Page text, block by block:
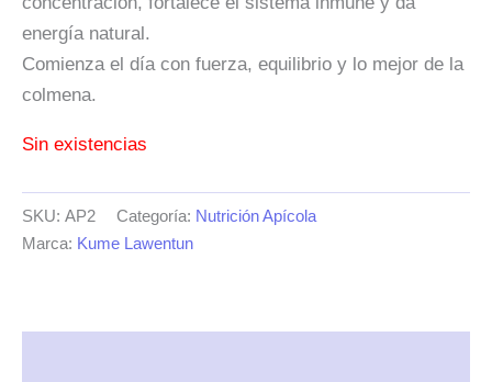
energía natural.
Comienza el día con fuerza, equilibrio y lo mejor de la
colmena.
Sin existencias
SKU: AP2 Categoría: Nutrición Apícola
Marca: Kume Lawentun